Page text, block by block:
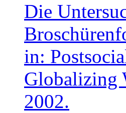
Die
in:
Globalizing
2002.